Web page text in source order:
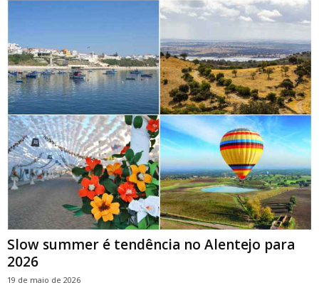
Slow summer é tendência no Alentejo para
2026
19 de maio de 2026